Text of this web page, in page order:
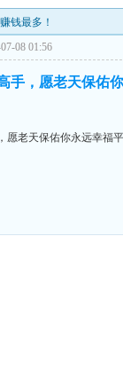
钱最多！
08 01:56
手，愿老天保佑
愿老天保佑你永远幸福